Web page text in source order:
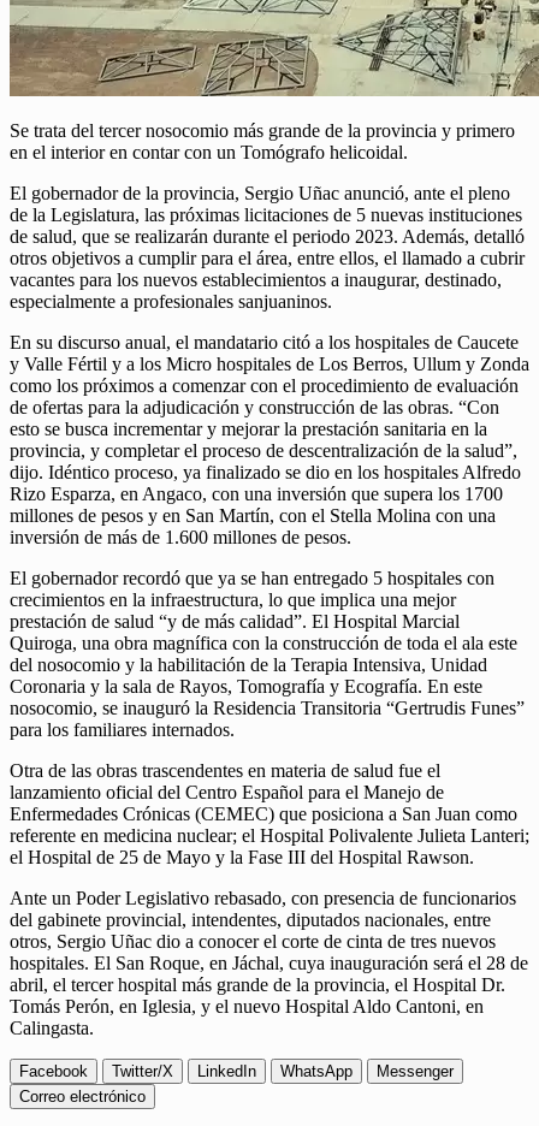
Se trata del tercer nosocomio más grande de la provincia y primero
en el interior en contar con un Tomógrafo helicoidal.
El gobernador de la provincia, Sergio Uñac anunció, ante el pleno
de la Legislatura, las próximas licitaciones de 5 nuevas instituciones
de salud, que se realizarán durante el periodo 2023. Además, detalló
otros objetivos a cumplir para el área, entre ellos, el llamado a cubrir
vacantes para los nuevos establecimientos a inaugurar, destinado,
especialmente a profesionales sanjuaninos.
En su discurso anual, el mandatario citó a los hospitales de Caucete
y Valle Fértil y a los Micro hospitales de Los Berros, Ullum y Zonda
como los próximos a comenzar con el procedimiento de evaluación
de ofertas para la adjudicación y construcción de las obras. “Con
esto se busca incrementar y mejorar la prestación sanitaria en la
provincia, y completar el proceso de descentralización de la salud”,
dijo. Idéntico proceso, ya finalizado se dio en los hospitales Alfredo
Rizo Esparza, en Angaco, con una inversión que supera los 1700
millones de pesos y en San Martín, con el Stella Molina con una
inversión de más de 1.600 millones de pesos.
El gobernador recordó que ya se han entregado 5 hospitales con
crecimientos en la infraestructura, lo que implica una mejor
prestación de salud “y de más calidad”. El Hospital Marcial
Quiroga, una obra magnífica con la construcción de toda el ala este
del nosocomio y la habilitación de la Terapia Intensiva, Unidad
Coronaria y la sala de Rayos, Tomografía y Ecografía. En este
nosocomio, se inauguró la Residencia Transitoria “Gertrudis Funes”
para los familiares internados.
Otra de las obras trascendentes en materia de salud fue el
lanzamiento oficial del Centro Español para el Manejo de
Enfermedades Crónicas (CEMEC) que posiciona a San Juan como
referente en medicina nuclear; el Hospital Polivalente Julieta Lanteri;
el Hospital de 25 de Mayo y la Fase III del Hospital Rawson.
Ante un Poder Legislativo rebasado, con presencia de funcionarios
del gabinete provincial, intendentes, diputados nacionales, entre
otros, Sergio Uñac dio a conocer el corte de cinta de tres nuevos
hospitales. El San Roque, en Jáchal, cuya inauguración será el 28 de
abril, el tercer hospital más grande de la provincia, el Hospital Dr.
Tomás Perón, en Iglesia, y el nuevo Hospital Aldo Cantoni, en
Calingasta.
Facebook Twitter/X LinkedIn WhatsApp
Messenger
Correo electrónico